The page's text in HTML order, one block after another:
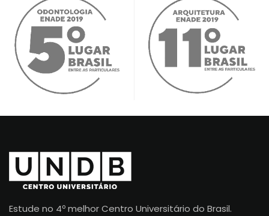
Estude no 4º melhor Centro Universitário do Brasil.